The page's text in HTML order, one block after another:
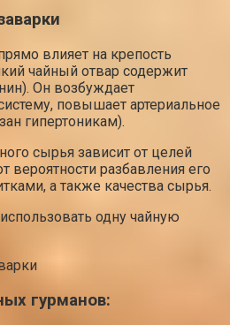
влияет на крепость
чайный отвар содержит
Он возбуждает
повышает артериальное
гипертоникам).
сырья зависит от целей
вероятности разбавления его
а также качества сырья.
одну чайную
гурманов: